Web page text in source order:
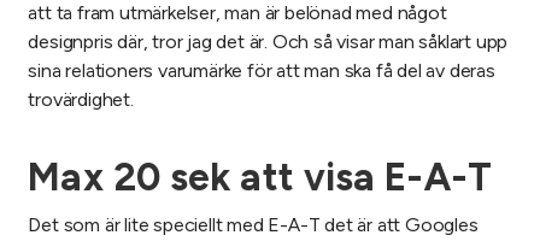
att ta fram utmärkelser, man är belönad med något
designpris där, tror jag det är. Och så visar man såklart upp
sina relationers varumärke för att man ska få del av deras
trovärdighet.
Max 20 sek att visa E-A-T
Det som är lite speciellt med E-A-T det är att Googles